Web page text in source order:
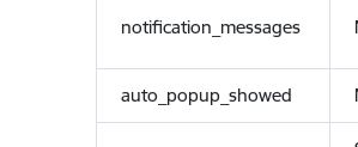
notification_messages
auto_popup_showed